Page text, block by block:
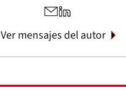
Ver mensajes del autor